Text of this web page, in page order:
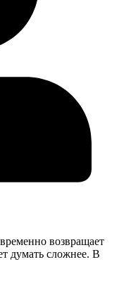
возвращает
думать сложнее. В